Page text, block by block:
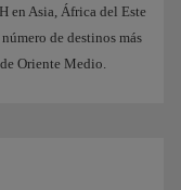
en Asia, África del Este
de destinos más
Oriente Medio.